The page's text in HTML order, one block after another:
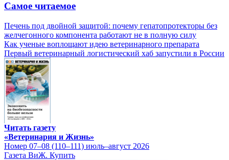
Самое читаемое
Печень под двойной защитой: почему гепатопротекторы без
желчегонного компонента работают не в полную силу
Как ученые воплощают идею ветеринарного препарата
Первый ветеринарный логистический хаб запустили в России
Читать газету
«Ветеринария и Жизнь»
Номер 07–08 (110–111) июль–август 2026
Газета ВиЖ. Купить